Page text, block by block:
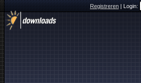
Registreren|Login: